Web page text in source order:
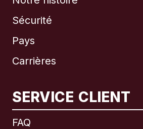
Sécurité
Pays
Carrières
SERVICE CLIENT
FAQ
International English